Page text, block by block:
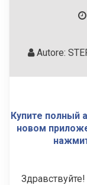
Autore:
Купите полный
новом